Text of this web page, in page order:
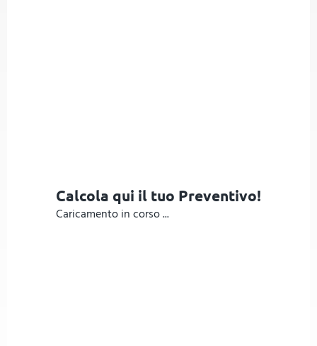
Calcola qui il tuo Preventivo!
Caricamento in corso ...